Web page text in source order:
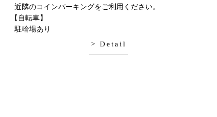
近隣のコインパーキングをご利用ください。
【自転車】
駐輪場あり
> Detail